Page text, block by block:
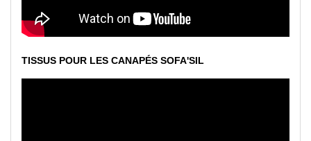
TISSUS POUR LES CANAPÉS SOFA'SIL